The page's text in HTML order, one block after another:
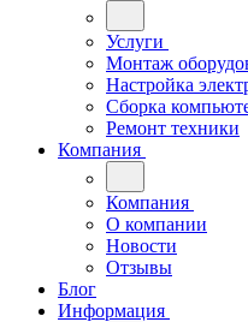
Услуги
Монтаж
Настройка
Сборка
Ремонт техники
Компания
Компания
О компании
Новости
Отзывы
Блог
Информация